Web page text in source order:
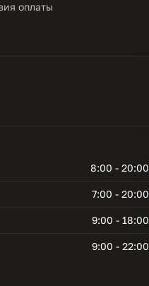
оплаты
8:00 - 20:00
7:00 - 20:00
9:00 - 18:00
9:00 - 22:00